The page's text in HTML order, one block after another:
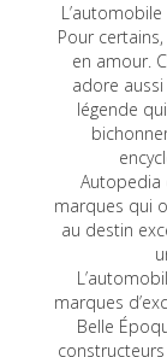
Pour
en amour.
adore
légende
Autopedia
marques qui
au destin
marques
Belle